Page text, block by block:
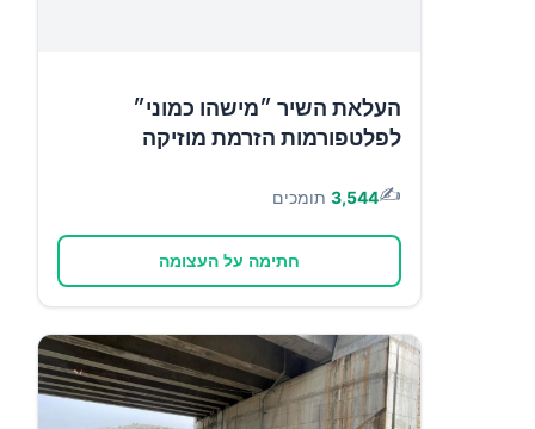
העלאת השיר ״מישהו כמוני״
לפלטפורמות הזרמת מוזיקה
✍️
3,544 תומכים
חתימה על העצומה